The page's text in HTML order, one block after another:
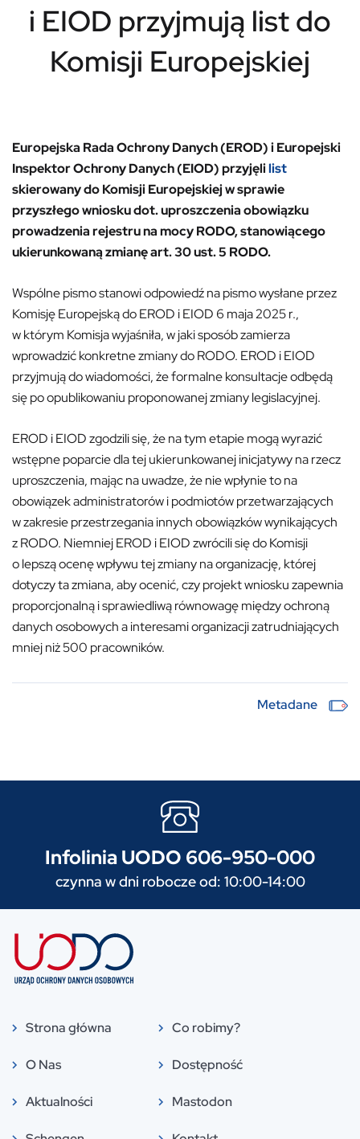
i EIOD przyjmują list do
Komisji Europejskiej
Europejska Rada Ochrony Danych (EROD) i Europejski
Inspektor Ochrony Danych (EIOD) przyjęlilist
skierowany do Komisji Europejskiej w sprawie
przyszłego wniosku dot. uproszczenia obowiązku
prowadzenia rejestru na mocy RODO, stanowiącego
ukierunkowaną zmianę art. 30 ust. 5 RODO.
Wspólne pismo stanowi odpowiedź na pismo wysłane przez
Komisję Europejską do EROD i EIOD 6 maja 2025 r.,
w którym Komisja wyjaśniła, w jaki sposób zamierza
wprowadzić konkretne zmiany do RODO. EROD i EIOD
przyjmują do wiadomości, że formalne konsultacje odbędą
się po opublikowaniu proponowanej zmiany legislacyjnej.
EROD i EIOD zgodzili się, że na tym etapie mogą wyrazić
wstępne poparcie dla tej ukierunkowanej inicjatywy na rzecz
uproszczenia, mając na uwadze, że nie wpłynie to na
obowiązek administratorów i podmiotów przetwarzających
w zakresie przestrzegania innych obowiązków wynikających
z RODO. Niemniej EROD i EIOD zwrócili się do Komisji
o lepszą ocenę wpływu tej zmiany na organizację, której
dotyczy ta zmiana, aby ocenić, czy projekt wniosku zapewnia
proporcjonalną i sprawiedliwą równowagę między ochroną
danych osobowych a interesami organizacji zatrudniających
mniej niż 500 pracowników.
Metadane
Infolinia UODO 606-950-000
czynna w dni robocze od: 10:00-14:00
Strona główna
O Nas
Aktualności
Co robimy?
Dostępność
Mastodon